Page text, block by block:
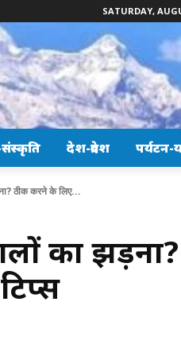
SATURDAY,
देश-प्रदेश पर्यटन-
ठीक करने के लिए...
का